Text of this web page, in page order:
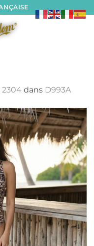
2304 dans D993A